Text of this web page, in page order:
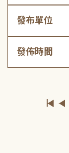
發布單位
發佈時間